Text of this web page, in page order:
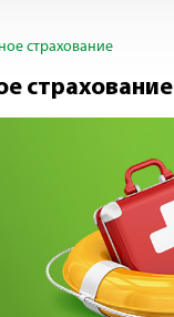
страхование
страхование